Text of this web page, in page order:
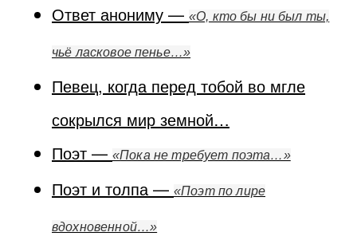
Ответ анониму — «О, кто бы ни был ты,
чьё ласковое пенье…»
Певец, когда перед тобой во мгле
сокрылся мир земной…
Поэт — «Пока не требует поэта…»
Поэт и толпа — «Поэт по лире
вдохновенной…»